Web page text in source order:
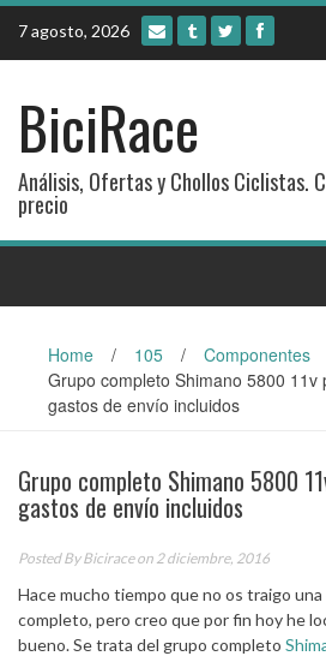
Skip
content
7 agosto, 2026
BiciRace
Análisis, Ofertas y Chollos Ciclistas.
precio
Home / 105 / Componentes
Grupo completo Shimano 5800 11v
gastos de envío incluidos
Grupo completo Shimano 5800
gastos de envío incluidos
Posted ByBiciraceon 2 diciembre, 2016
Hace mucho tiempo que no os traigo
completo, pero creo que por fin hoy he
bueno. Se trata del grupo completo